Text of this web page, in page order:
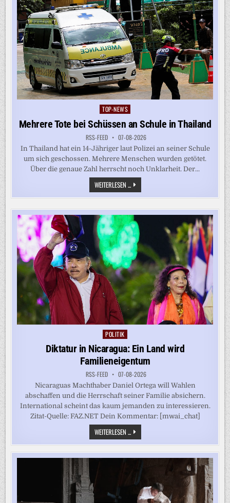
Posted
in
TOP-NEWS
Mehrere Tote bei Schüssen an Schule in Thailand
RSS-FEED 07-08-2026
In Thailand hat ein 14-Jähriger laut Polizei an seiner Schule
um sich geschossen. Mehrere Menschen wurden getötet.
Über die genaue Zahl herrscht noch Unklarheit. Der...
WEITERLESEN ... MEHRERE
TOTE
BEI
AN
SCHULE
IN
THAILAND
Posted
POLITIK
Diktatur in Nicaragua: Ein Land wird
Familieneigentum
RSS-FEED 07-08-2026
Nicaraguas Machthaber Daniel Ortega will Wahlen
abschaffen und die Herrschaft seiner Familie absichern.
International scheint das kaum jemanden zu interessieren.
Zitat-Quelle: FAZ.NET Dein Kommentar: [mwai_chat]
WEITERLESEN ...DIKTATUR
IN
NICARAGUA:
EIN
LAND
FAMILIENEIGENTUM